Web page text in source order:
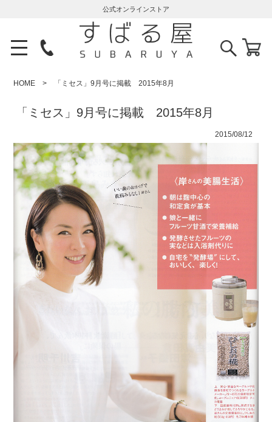
公式オンラインストア
HOME 「ミセス」9月号に掲載 2015年8月
「ミセス」9月号に掲載 2015年8月
2015/08/12